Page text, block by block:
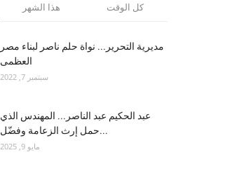
هذا الشهر كل الوقت
مديرية التحرير... نواة حلم ناصر لبناء مصر
العظمى
سبتمبر 7, 2022
عبد الحكيم عبد الناصر... المهندس الذي
حمل إرث الزعامة وفضّل...
مايو 9, 2025